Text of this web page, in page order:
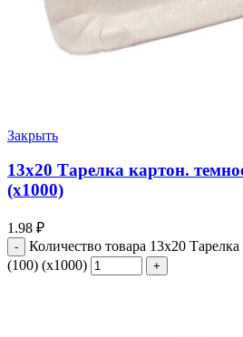
Закрыть
13х20 Тарелка картон.
(х1000)
1.98 ₽
Количество товара 13х20
(100) (х1000)